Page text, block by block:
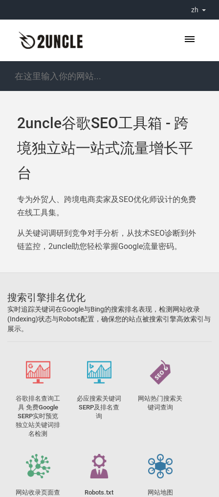
zh
2uncle谷歌SEO工具箱 - 跨
境独立站一站式流量增长平
台
专为外贸人、跨境电商卖家及SEO优化师设计的免费
在线工具集。
从关键词调研到竞争对手分析，从技术SEO诊断到外
链监控，2uncle助您轻松掌握Google流量密码。
搜索引擎排名优化
实时追踪关键词在Google与Bing的搜索排名表现，检测网站收录
(Indexing)状态与Robots配置，确保您的站点被搜索引擎高效索引与
展示。
谷歌排名查询工
具 免费Google
SERP实时预览
独立站关键词排
名检测
必应搜索关键词
SERP及排名查
询
网站热门搜索关
键词查询
网站收录页面查
Robots.txt 网站地图